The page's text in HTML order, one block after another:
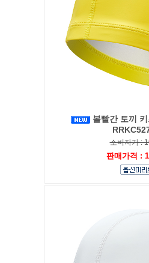
볼빨간 토끼 키
소비자가 :
판매가격 :